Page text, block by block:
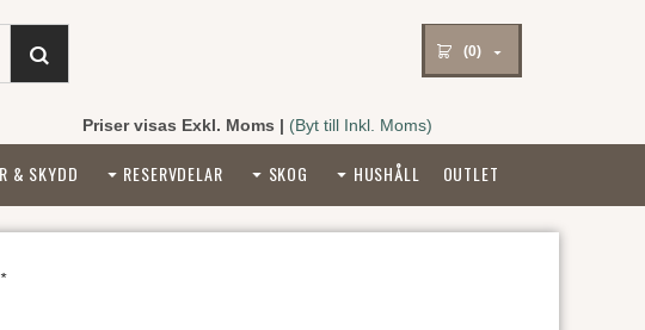
(0)
Priser visas Exkl. Moms | (Byt till Inkl. Moms)
& SKYDD RESERVDELAR SKOG HUSHÅLL OUTLET